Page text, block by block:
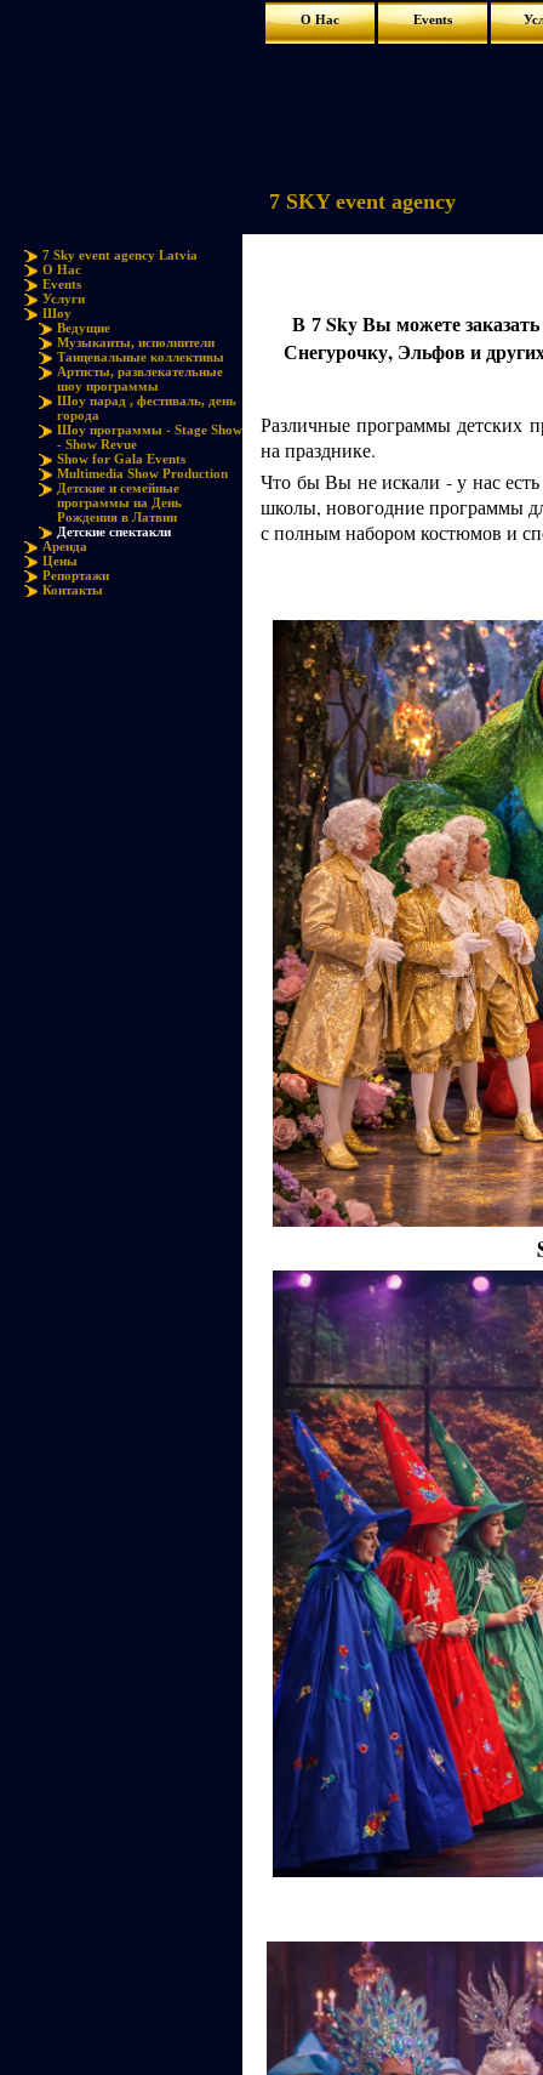
О Нас Events
7 Sky event agency Latvia
О Нас
Events
Услуги
Шоу
Ведущие
Музыканты, исполнители
Танцевальные коллективы
Артисты, развлекательные
шоу программы
Шоу парад , фестиваль, день
города
Шоу программы - Stage Show
- Show Revue
Show for Gala Events
Multimedia Show Production
Детские и семейные
программы на День
Рождения в Латвии
Детские спектакли
Аренда
Цены
Репортажи
Контакты
7 SKY event agency
В 7 Sky Вы можете
Снегурочку, Эльфов и
Различные программы детских
на празднике.
Что бы Вы не искали - у нас
школы, новогодние программы
с полным набором костюмов и